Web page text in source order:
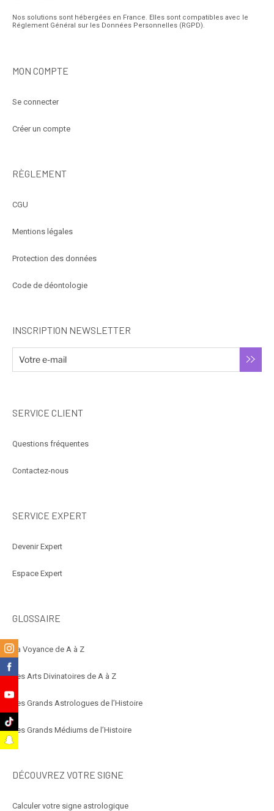
Nos solutions sont hébergées en France. Elles sont compatibles avec le
Réglement Général sur les Données Personnelles (RGPD).
MON COMPTE
Se connecter
Créer un compte
RÈGLEMENT
CGU
Mentions légales
Protection des données
Code de déontologie
INSCRIPTION NEWSLETTER
SERVICE CLIENT
Questions fréquentes
Contactez-nous
SERVICE EXPERT
Devenir Expert
Espace Expert
GLOSSAIRE
La Voyance de A à Z
Les Arts Divinatoires de A à Z
Les Grands Astrologues de l’Histoire
Les Grands Médiums de l’Histoire
DÉCOUVREZ VOTRE SIGNE
Calculer votre signe astrologique